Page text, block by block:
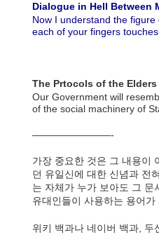
Dialogue in Hell Between
Now I understand the
each of your fingers
The Prtocols of the Elders
Our Government will
of the social machinery of
————————-
가장 중요한 것은 그 내용이
던 유일신에 대한 신념과 전
는 자체가 누가 보아도 그
유대인들이 사용하는 용어
위키 백과나 네이버 백과,